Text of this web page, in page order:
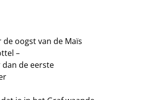
de oogst van de Maïs
–
de eerste